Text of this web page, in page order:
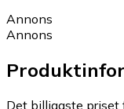
Annons
Annons
Det billigaste priset